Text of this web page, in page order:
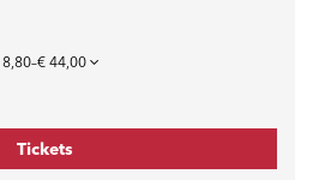
8,80–€ 44,00
Tickets